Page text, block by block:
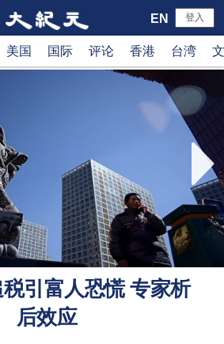
登入
EN
美国 国际 评论 香港 台湾
引富人恐慌 专家析
后效应